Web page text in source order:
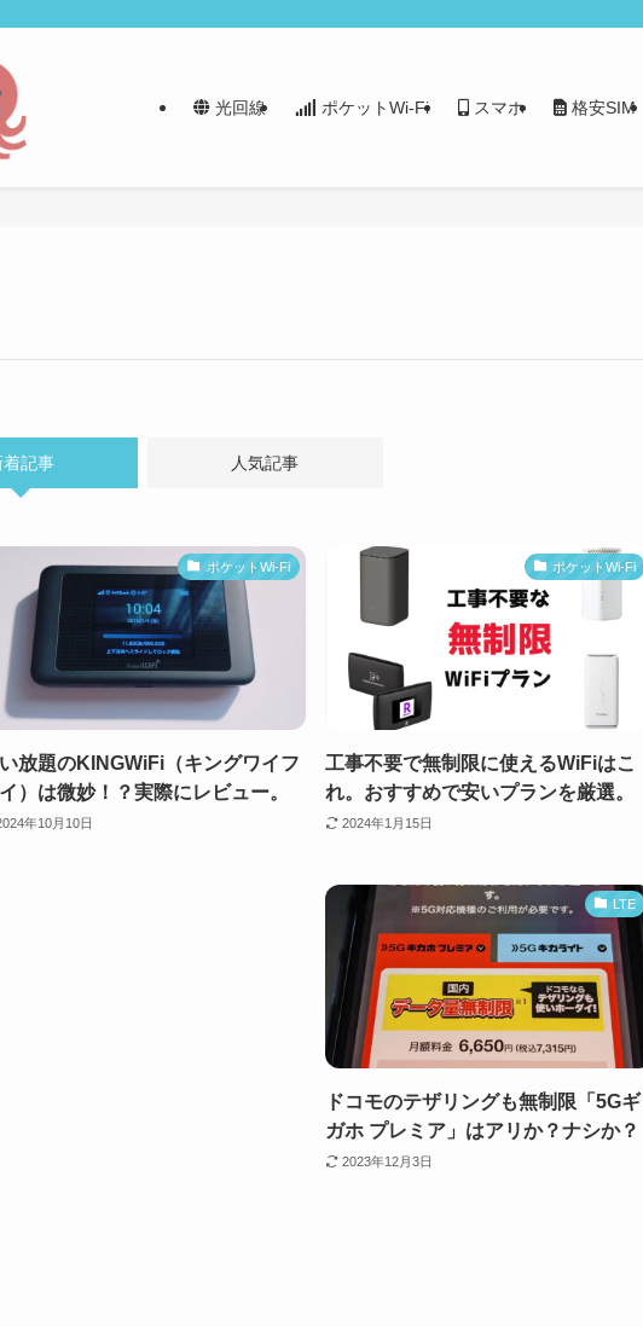
光回線 ポケットWi-Fi スマホ 格安SIM
着記事 人気記事
ポケットWi-Fi
放題のKINGWiFi（キングワイフ
）は微妙！？実際にレビュー。
年10月10日
ポケットWi-Fi
工事不要で無制限に使えるWiFiはこ
れ。おすすめで安いプランを厳選。
2024年1月15日
LTE
ドコモのテザリングも無制限「5Gギ
ガホ プレミア」はアリか？ナシか？
2023年12月3日